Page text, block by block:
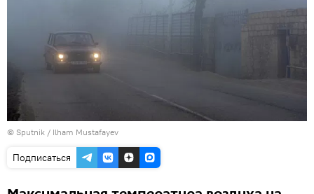
© Sputnik / Ilham Mustafayev
Подписаться